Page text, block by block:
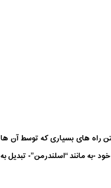
راه های بسیاری که توسط آن ها
-به مانند “اسلندرمن”- تبدیل به